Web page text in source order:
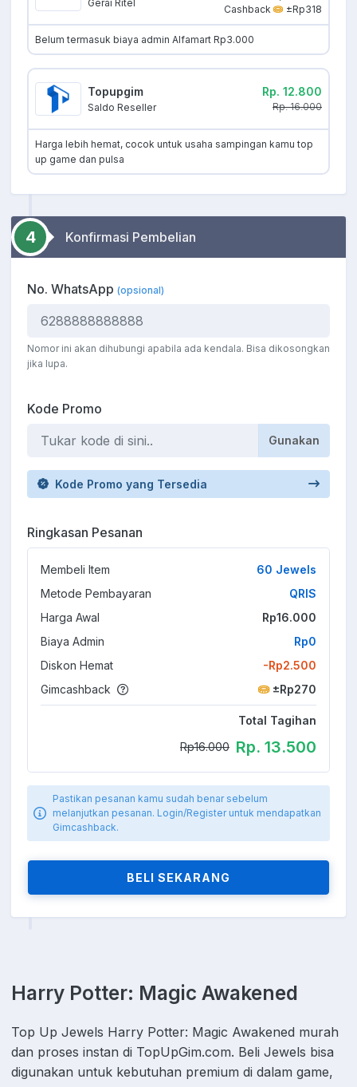
Gerai Ritel
Cashback
±Rp318
Belum termasuk biaya admin Alfamart Rp3.000
Topupgim
Saldo Reseller
Rp. 12.800
Rp. 16.000
Harga lebih hemat, cocok untuk usaha sampingan kamu top
up game dan pulsa
4 Konfirmasi Pembelian
No. WhatsApp (opsional)
Nomor ini akan dihubungi apabila ada kendala. Bisa dikosongkan
jika lupa.
Kode Promo
Gunakan
Kode Promo yang Tersedia
Ringkasan Pesanan
Membeli Item
60 Jewels
Metode Pembayaran
QRIS
Harga Awal
Rp16.000
Biaya Admin
Rp0
Diskon Hemat
-Rp2.500
Gimcashback
±Rp270
Total Tagihan
Rp16.000 Rp. 13.500
Pastikan pesanan kamu sudah benar sebelum
melanjutkan pesanan. Login/Register untuk mendapatkan
Gimcashback.
BELI SEKARANG
Harry Potter: Magic Awakened
Top Up Jewels Harry Potter: Magic Awakened murah
dan proses instan di TopUpGim.com. Beli Jewels bisa
digunakan untuk kebutuhan premium di dalam game,